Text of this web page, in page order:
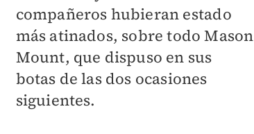
compañeros hubieran estado
más atinados, sobre todo Mason
Mount, que dispuso en sus
botas de las dos ocasiones
siguientes.